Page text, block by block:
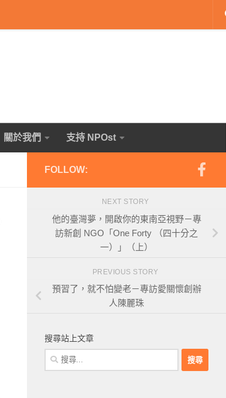
關於我們 支持 NPOst
FOLLOW:
NEXT STORY
他的臺灣夢，開啟你的東南亞視野－專
訪新創 NGO「One Forty （四十分之
一）」（上）
PREVIOUS STORY
預習了，就不怕變老－專訪愛關懷創辦
人陳麗珠
搜尋站上文章
搜
尋